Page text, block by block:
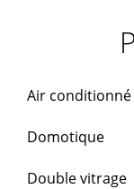
Air conditionné
Domotique
Double vitrage